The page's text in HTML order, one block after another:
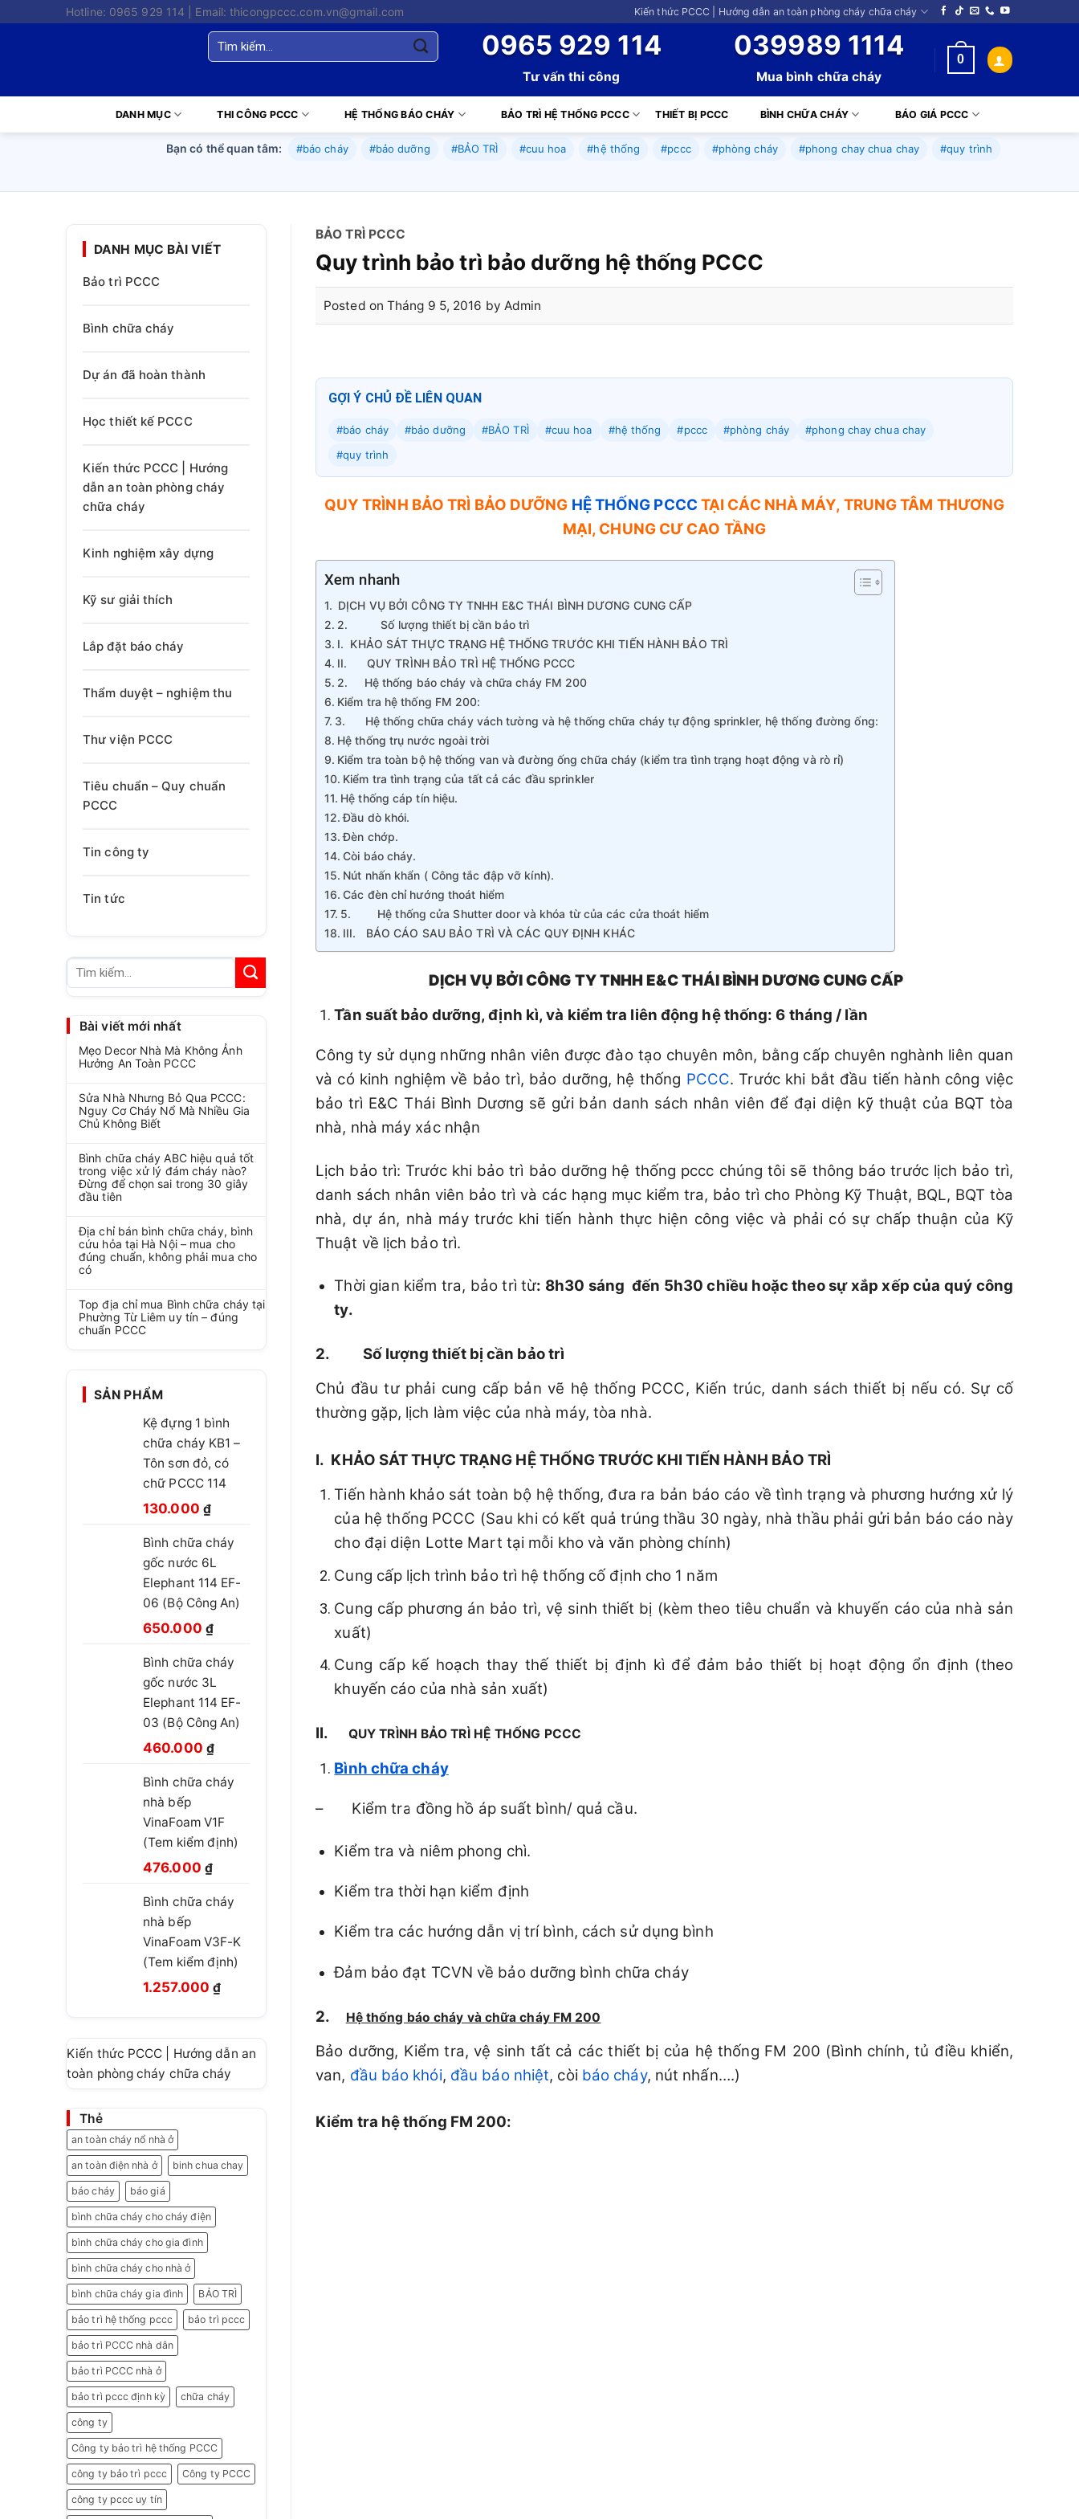
Hotline: 0965 929 114 | Email: thicongpccc.com.vn@gmail.com Kiến thức PCCC | Hướng dẫn an toàn phòng cháy chữa cháy
Tìm
kiếm:
0965 929 114
Tư vấn thi công
039989 1114
Mua bình chữa cháy
0
DANH MỤC THI CÔNG PCCC HỆ THỐNG BÁO CHÁY BẢO TRÌ HỆ THỐNG PCCC THIẾT BỊ PCCC BÌNH CHỮA CHÁY BÁO GIÁ PCCC
Bạn có thể quan tâm: #báo cháy #bảo dưỡng #BẢO TRÌ #cuu hoa #hệ thống #pccc #phòng cháy #phong chay chua chay #quy trình
DANH MỤC BÀI VIẾT
Bảo trì PCCC
Bình chữa cháy
Dự án đã hoàn thành
Học thiết kế PCCC
Kiến thức PCCC | Hướng
dẫn an toàn phòng cháy
chữa cháy
Kinh nghiệm xây dựng
Kỹ sư giải thích
Lắp đặt báo cháy
Thẩm duyệt – nghiệm thu
Thư viện PCCC
Tiêu chuẩn – Quy chuẩn
PCCC
Tin công ty
Tin tức
Tìm
kiếm:
Bài viết mới nhất
Mẹo Decor Nhà Mà Không Ảnh
Hưởng An Toàn PCCC
Sửa Nhà Nhưng Bỏ Qua PCCC:
Nguy Cơ Cháy Nổ Mà Nhiều Gia
Chủ Không Biết
Bình chữa cháy ABC hiệu quả tốt
trong việc xử lý đám cháy nào?
Đừng để chọn sai trong 30 giây
đầu tiên
Địa chỉ bán bình chữa cháy, bình
cứu hỏa tại Hà Nội – mua cho
đúng chuẩn, không phải mua cho
có
Top địa chỉ mua Bình chữa cháy tại
Phường Từ Liêm uy tín – đúng
chuẩn PCCC
SẢN PHẨM
Kệ đựng 1 bình
chữa cháy KB1 –
Tôn sơn đỏ, có
chữ PCCC 114
Giá
là:
210.000 ₫.
130.000 ₫Giá
tại
là:
130.000 ₫.
Bình chữa cháy
gốc nước 6L
Elephant 114 EF-
06 (Bộ Công An)
Giá
là:
850.000 ₫.
650.000 ₫Giá
tại
là:
650.000 ₫.
Bình chữa cháy
gốc nước 3L
Elephant 114 EF-
03 (Bộ Công An)
Giá
là:
660.000 ₫.
460.000 ₫Giá
tại
460.000 ₫.
Bình chữa cháy
nhà bếp
VinaFoam V1F
(Tem kiểm định)
Giá
là:
780.000 ₫.
476.000 ₫Giá
tại
476.000 ₫.
Bình chữa cháy
nhà bếp
VinaFoam V3F-K
(Tem kiểm định)
Giá
1.499.999 ₫.
1.257.000 ₫Giá
là:
1.257.000 ₫.
Kiến thức PCCC | Hướng dẫn an
toàn phòng cháy chữa cháy
Thẻ
an toàn cháy nổ nhà ở
an toàn điện nhà ở binh chua chay
báo cháy báo giá
bình chữa cháy cho cháy điện
bình chữa cháy cho gia đình
bình chữa cháy cho nhà ở
bình chữa cháy gia đình BẢO TRÌ
bảo trì hệ thống pccc bảo trì pccc
bảo trì PCCC nhà dân
bảo trì PCCC nhà ở
bảo trì pccc định kỳ chữa cháy
công ty
Công ty bảo trì hệ thống PCCC
công ty bảo trì pccc Công ty PCCC
công ty pccc uy tín
BẢO TRÌ PCCC
Quy trình bảo trì bảo dưỡng hệ thống PCCC
Posted on Tháng 9 5, 2016 by Admin
GỢI Ý CHỦ ĐỀ LIÊN QUAN
#báo cháy #bảo dưỡng #BẢO TRÌ #cuu hoa #hệ thống #pccc #phòng cháy
#phong chay chua chay
#quy trình
QUY TRÌNH BẢO TRÌ BẢO DƯỠNG HỆ THỐNG PCCC TẠI CÁC NHÀ MÁY, TRUNG TÂM THƯƠNG
MẠI, CHUNG CƯ CAO TẦNG
Xem nhanh
DỊCH VỤ BỞI CÔNG TY TNHH E&C THÁI BÌNH DƯƠNG CUNG CẤP
2. Số lượng thiết bị cần bảo trì
I. KHẢO SÁT THỰC TRẠNG HỆ THỐNG TRƯỚC KHI TIẾN HÀNH BẢO TRÌ
II. QUY TRÌNH BẢO TRÌ HỆ THỐNG PCCC
2. Hệ thống báo cháy và chữa cháy FM 200
Kiểm tra hệ thống FM 200:
3. Hệ thống chữa cháy vách tường và hệ thống chữa cháy tự động sprinkler, hệ thống đường ống:
Hệ thống trụ nước ngoài trời
Kiểm tra toàn bộ hệ thống van và đường ống chữa cháy (kiểm tra tình trạng hoạt động và rò rỉ)
Kiểm tra tình trạng của tất cả các đầu sprinkler
Hệ thống cáp tín hiệu.
Đầu dò khói.
Đèn chớp.
Còi báo cháy.
Nút nhấn khẩn ( Công tắc đập vỡ kính).
Các đèn chỉ hướng thoát hiểm
5. Hệ thống cửa Shutter door và khóa từ của các cửa thoát hiểm
III. BÁO CÁO SAU BẢO TRÌ VÀ CÁC QUY ĐỊNH KHÁC
DỊCH VỤ BỞI CÔNG TY TNHH E&C THÁI BÌNH DƯƠNG CUNG CẤP
Tần suất bảo dưỡng, định kì, và kiểm tra liên động hệ thống: 6 tháng / lần
Công ty sử dụng những nhân viên được đào tạo chuyên môn, bằng cấp chuyên nghành liên quan
và có kinh nghiệm về bảo trì, bảo dưỡng, hệ thống PCCC. Trước khi bắt đầu tiến hành công việc
bảo trì E&C Thái Bình Dương sẽ gửi bản danh sách nhân viên để đại diện kỹ thuật của BQT tòa
nhà, nhà máy xác nhận
Lịch bảo trì: Trước khi bảo trì bảo dưỡng hệ thống pccc chúng tôi sẽ thông báo trước lịch bảo trì,
danh sách nhân viên bảo trì và các hạng mục kiểm tra, bảo trì cho Phòng Kỹ Thuật, BQL, BQT tòa
nhà, dự án, nhà máy trước khi tiến hành thực hiện công việc và phải có sự chấp thuận của Kỹ
Thuật về lịch bảo trì.
Thời gian kiểm tra, bảo trì từ: 8h30 sáng đến 5h30 chiều hoặc theo sự xắp xếp của quý công
ty.
2. Số lượng thiết bị cần bảo trì
Chủ đầu tư phải cung cấp bản vẽ hệ thống PCCC, Kiến trúc, danh sách thiết bị nếu có. Sự cố
thường gặp, lịch làm việc của nhà máy, tòa nhà.
I. KHẢO SÁT THỰC TRẠNG HỆ THỐNG TRƯỚC KHI TIẾN HÀNH BẢO TRÌ
Tiến hành khảo sát toàn bộ hệ thống, đưa ra bản báo cáo về tình trạng và phương hướng xử lý
của hệ thống PCCC (Sau khi có kết quả trúng thầu 30 ngày, nhà thầu phải gửi bản báo cáo này
cho đại diện Lotte Mart tại mỗi kho và văn phòng chính)
Cung cấp lịch trình bảo trì hệ thống cố định cho 1 năm
Cung cấp phương án bảo trì, vệ sinh thiết bị (kèm theo tiêu chuẩn và khuyến cáo của nhà sản
xuất)
Cung cấp kế hoạch thay thế thiết bị định kì để đảm bảo thiết bị hoạt động ổn định (theo
khuyến cáo của nhà sản xuất)
II. QUY TRÌNH BẢO TRÌ HỆ THỐNG PCCC
Bình chữa cháy
– Kiểm tra đồng hồ áp suất bình/ quả cầu.
Kiểm tra và niêm phong chì.
Kiểm tra thời hạn kiểm định
Kiểm tra các hướng dẫn vị trí bình, cách sử dụng bình
Đảm bảo đạt TCVN về bảo dưỡng bình chữa cháy
2. Hệ thống báo cháy và chữa cháy FM 200
Bảo dưỡng, Kiểm tra, vệ sinh tất cả các thiết bị của hệ thống FM 200 (Bình chính, tủ điều khiển,
van, đầu báo khói, đầu báo nhiệt, còi báo cháy, nút nhấn….)
Kiểm tra hệ thống FM 200: